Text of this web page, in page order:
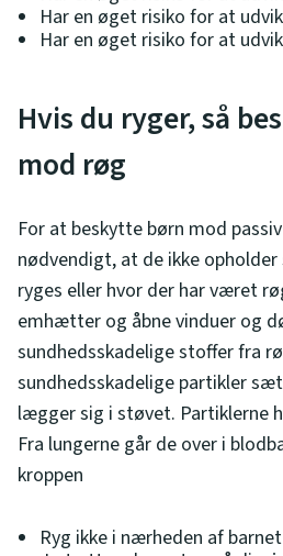
Har en øget risiko for at
Har en øget risiko for at
Hvis du ryger, så
mod røg
For at beskytte børn mod
nødvendigt, at de ikke
ryges eller hvor der har været
emhætter og åbne vinduer og
sundhedsskadelige stoffer fra
sundhedsskadelige partikler
lægger sig i støvet. Partiklerne
Fra lungerne går de over i
kroppen
Ryg ikke i nærheden af